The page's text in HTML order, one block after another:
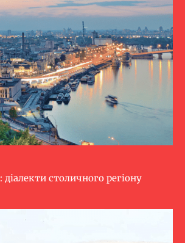
столичного регіону